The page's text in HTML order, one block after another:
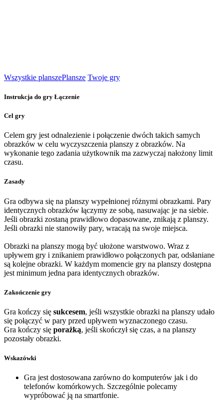
Wszystkie planszePlansze Twoje gry
Instrukcja do gry Łączenie
Cel gry
Celem gry jest odnalezienie i połączenie dwóch takich samych
obrazków w celu wyczyszczenia planszy z obrazków. Na
wykonanie tego zadania użytkownik ma zazwyczaj nałożony limit
czasu.
Zasady
Gra odbywa się na planszy wypełnionej różnymi obrazkami. Pary
identycznych obrazków łączymy ze sobą, nasuwając je na siebie.
Jeśli obrazki zostaną prawidłowo dopasowane, znikają z planszy.
Jeśli obrazki nie stanowiły pary, wracają na swoje miejsca.
Obrazki na planszy mogą być ułożone warstwowo. Wraz z
upływem gry i znikaniem prawidłowo połączonych par, odsłaniane
są kolejne obrazki. W każdym momencie gry na planszy dostępna
jest minimum jedna para identycznych obrazków.
Zakończenie gry
Gra kończy się sukcesem, jeśli wszystkie obrazki na planszy udało
się połączyć w pary przed upływem wyznaczonego czasu.
Gra kończy się porażką, jeśli skończył się czas, a na planszy
pozostały obrazki.
Wskazówki
Gra jest dostosowana zarówno do komputerów jak i do
telefonów komórkowych. Szczególnie polecamy
wypróbować ją na smartfonie.